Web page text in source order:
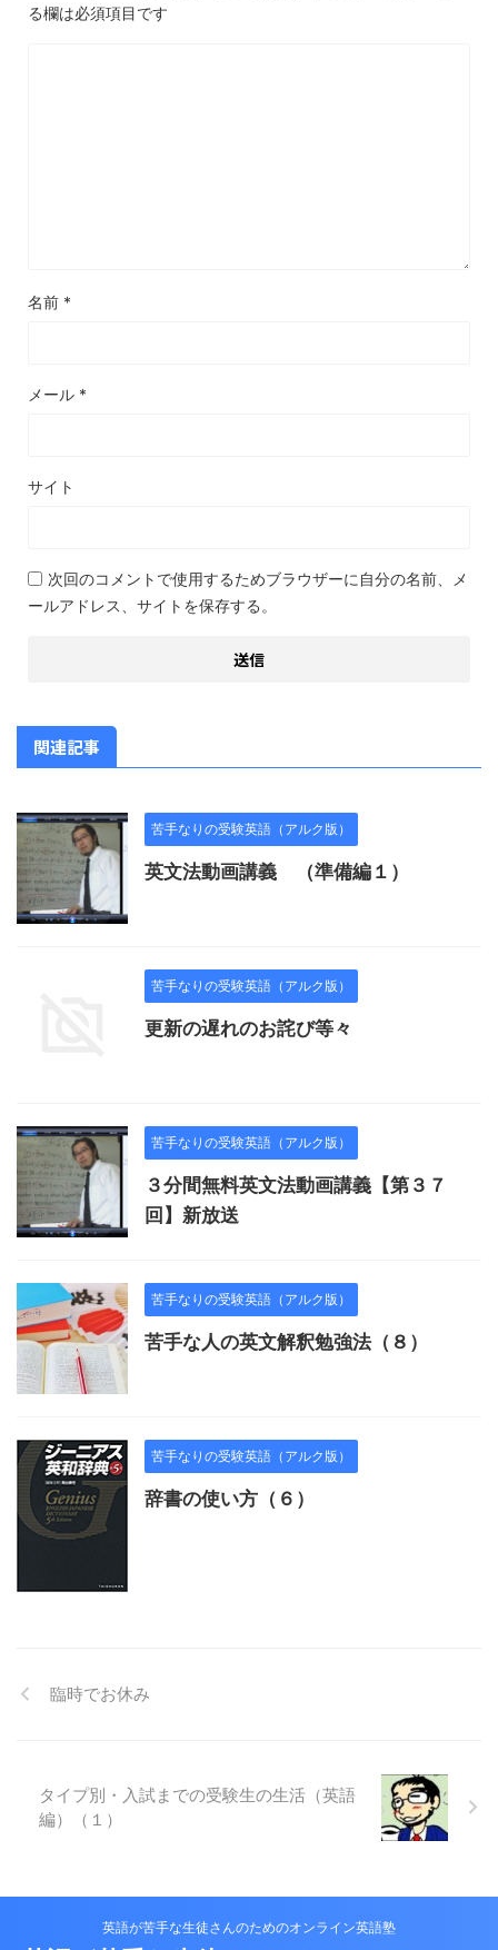
る欄は必須項目です
名前 *
メール *
サイト
次回のコメントで使用するためブラウザーに自分の名前、メ
ールアドレス、サイトを保存する。
関連記事
苦手なりの受験英語（アルク版）
英文法動画講義 （準備編１）
苦手なりの受験英語（アルク版）
更新の遅れのお詫び等々
苦手なりの受験英語（アルク版）
３分間無料英文法動画講義【第３７
回】新放送
苦手なりの受験英語（アルク版）
苦手な人の英文解釈勉強法（８）
苦手なりの受験英語（アルク版）
辞書の使い方（６）
臨時でお休み
タイプ別・入試までの受験生の生活（英語
編）（１）
英語が苦手な生徒さんのためのオンライン英語塾